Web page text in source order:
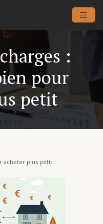
:
pour
petit
acheter plus petit